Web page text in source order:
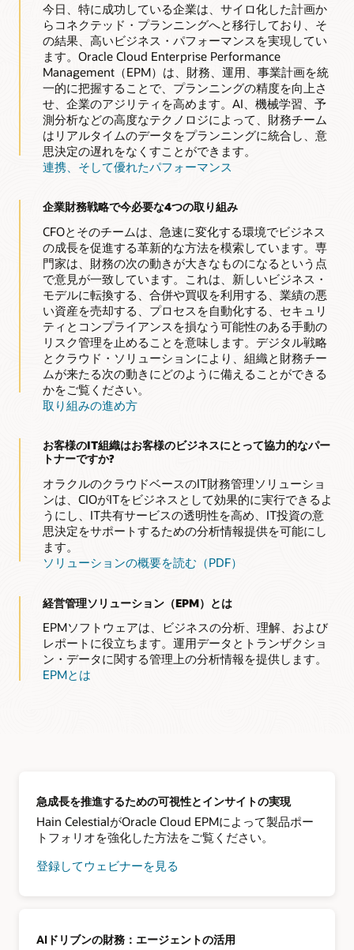
今日、特に成功している企業は、サイロ化した計画か
らコネクテッド・プランニングへと移行しており、そ
の結果、高いビジネス・パフォーマンスを実現してい
ます。Oracle Cloud Enterprise Performance
Management（EPM）は、財務、運用、事業計画を統
一的に把握することで、プランニングの精度を向上さ
せ、企業のアジリティを高めます。AI、機械学習、予
測分析などの高度なテクノロジによって、財務チーム
はリアルタイムのデータをプランニングに統合し、意
思決定の遅れをなくすことができます。
連携、そして優れたパフォーマンス
企業財務戦略で今必要な4つの取り組み
CFOとそのチームは、急速に変化する環境でビジネス
の成長を促進する革新的な方法を模索しています。専
門家は、財務の次の動きが大きなものになるという点
で意見が一致しています。これは、新しいビジネス・
モデルに転換する、合併や買収を利用する、業績の悪
い資産を売却する、プロセスを自動化する、セキュリ
ティとコンプライアンスを損なう可能性のある手動の
リスク管理を止めることを意味します。デジタル戦略
とクラウド・ソリューションにより、組織と財務チー
ムが来たる次の動きにどのように備えることができる
かをご覧ください。
取り組みの進め方
お客様のIT組織はお客様のビジネスにとって協力的なパー
トナーですか?
オラクルのクラウドベースのIT財務管理ソリューショ
ンは、CIOがITをビジネスとして効果的に実行できるよ
うにし、IT共有サービスの透明性を高め、IT投資の意
思決定をサポートするための分析情報提供を可能にし
ます。
ソリューションの概要を読む（PDF）
経営管理ソリューション（EPM）とは
EPMソフトウェアは、ビジネスの分析、理解、および
レポートに役立ちます。運用データとトランザクショ
ン・データに関する管理上の分析情報を提供します。
EPMとは
急成長を推進するための可視性とインサイトの実現
Hain CelestialがOracle Cloud EPMによって製品ポー
トフォリオを強化した方法をご覧ください。
登録してウェビナーを見る
AIドリブンの財務：エージェントの活用